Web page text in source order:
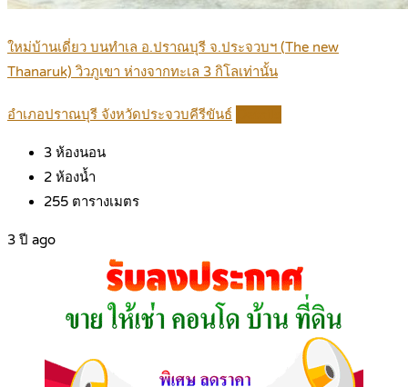
ใหม่บ้านเดี่ยว บนทำเล อ.ปราณบุรี จ.ประจวบฯ (The new
Thanaruk) วิวภูเขา ห่างจากทะเล 3 กิโลเท่านั้น
อำเภอปราณบุรี จังหวัดประจวบคีรีขันธ์
3 ห้องนอน
2 ห้องน้ำ
255 ตารางเมตร
3 ปี ago